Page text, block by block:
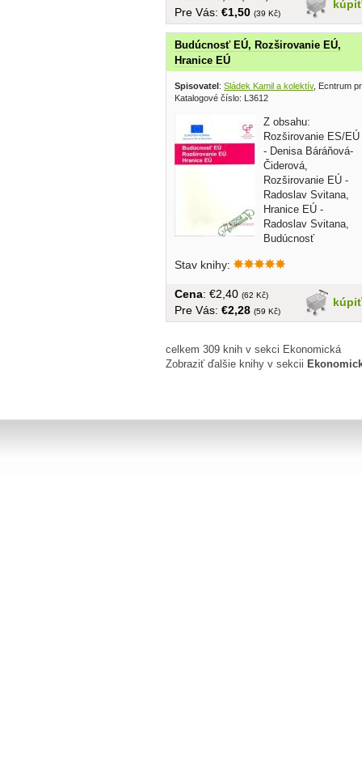
kúpiť
Pre Vás: €1,50 (39 Kč)
Budúcnosť EÚ, Rozširovanie EÚ,
Hranice EÚ
Spisovatel : Sládek Kamil a kolektív, Ecntrum
Katalogové číslo: L3612
Z obsahu:
Rozširovanie ES/EÚ
- Denisa Báráňová-
Čiderová,
Rozširovanie EÚ -
Radoslav Svitana,
Hranice EÚ -
Radoslav Svitana,
Budúcnosť
Stav knihy:
kúpiť
Cena: €2,40 (62 Kč)
Pre Vás: €2,28 (59 Kč)
celkem 309 knih v sekci Ekonomická
Zobraziť ďalšie knihy v sekcii